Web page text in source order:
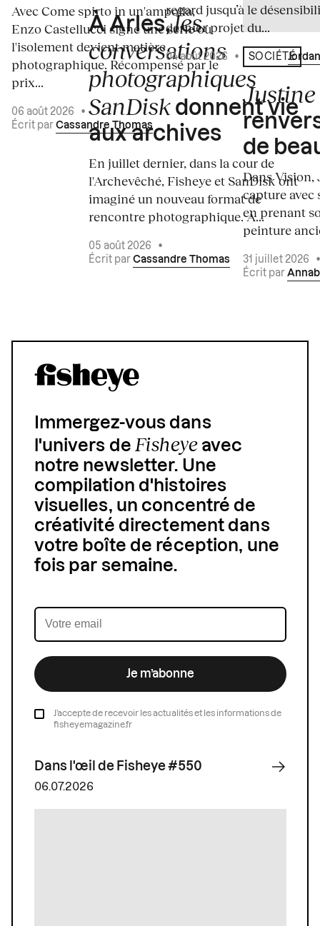
Avec Come spirto in un'ampolla,
Enzo Castellucci signe une série où
l'isolement devient matière
photographique. Récompensé par le
prix...
06 août 2026
•
Écrit par Cassandre Thomas
À Arles,les
conversations
photographiques
SanDisk donnent vie
aux archives
En juillet dernier, dans la cour de
l'Archevêché, Fisheye et SanDisk ont
imaginé un nouveau format de
rencontre photographique. À...
05 août 2026
•
Écrit par Cassandre Thomas
regard jusqu’à le
dernier projet du...
04 août 2026 • Écrit par
SOCIÉTÉ
de
Dans
capture avec
en prenant
peinture
31 juillet 2026
Écrit par
Immergez-vous dans
l'univers de Fisheyeavec
notre newsletter. Une
compilation d'histoires
visuelles, un concentré de
créativité directement dans
votre boîte de réception, une
fois par semaine.
Je m’abonne
J’accepte de recevoir les actualités et les informations de
fisheyemagazine.fr
Dans l'œil de Fisheye #550
06.07.2026